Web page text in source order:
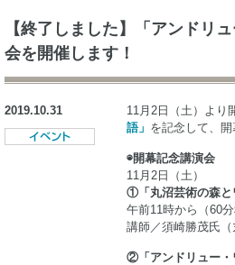
【終了しました】「アンドリ
会を開催します！
2019.10.31 11月2日（土）より
語」 を記念して、開
◉開幕記念講演会
11月2日（土）
①「丸沼芸術の森と
午前11時から（60分
講師／須崎勝茂氏（
②「アンドリュー・